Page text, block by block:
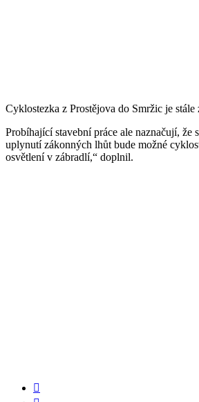
Cyklostezka z Prostějova do Smržic je
Probíhající stavební práce ale naznačují,
uplynutí zákonných lhůt bude možné
osvětlení v zábradlí,“ doplnil.